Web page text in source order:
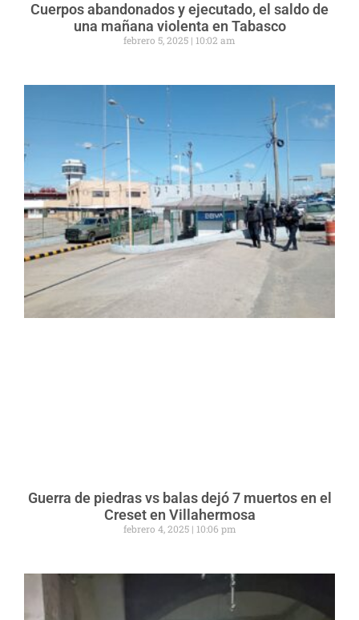
Cuerpos abandonados y ejecutado, el saldo de
una mañana violenta en Tabasco
febrero 5, 2025 10:02 am
Guerra de piedras vs balas dejó 7 muertos en el
Creset en Villahermosa
febrero 4, 2025 10:06 pm